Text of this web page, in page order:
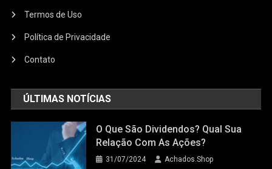
Termos de Uso
Política de Privacidade
Contato
ÚLTIMAS NOTÍCIAS
O Que São Dividendos? Qual Sua
Relação Com As Ações?
31/07/2024 Achados.Shop